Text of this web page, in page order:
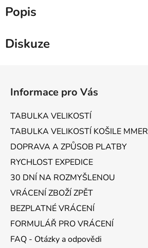
Popis
Diskuze
Informace pro Vás
TABULKA VELIKOSTÍ
TABULKA VELIKOSTÍ KOŠILE MMER
DOPRAVA A ZPŮSOB PLATBY
RYCHLOST EXPEDICE
30 DNÍ NA ROZMYŠLENOU
VRÁCENÍ ZBOŽÍ ZPĚT
BEZPLATNÉ VRÁCENÍ
FORMULÁŘ PRO VRÁCENÍ
FAQ - Otázky a odpovědi